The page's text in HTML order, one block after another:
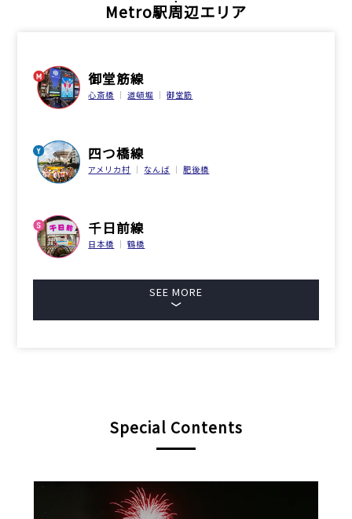
Metro駅周辺エリア
御堂筋線
心斎橋 道頓堀 御堂筋
四つ橋線
アメリカ村 なんば 肥後橋
千日前線
日本橋 鶴橋
SEE MORE
Special Contents